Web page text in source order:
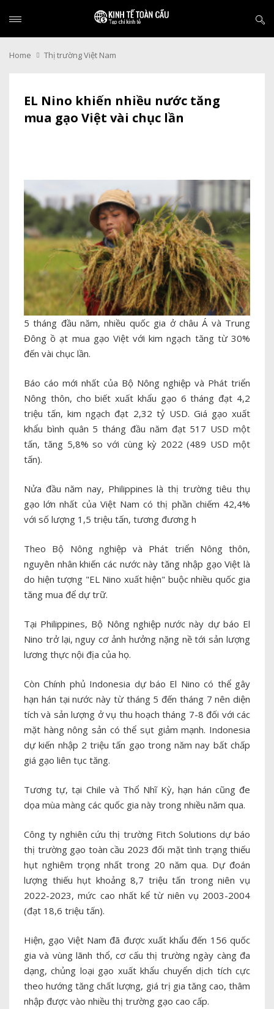
Home Thị trường Việt Nam
EL Nino khiến nhiều nước tăng
mua gạo Việt vài chục lần
5 tháng đầu năm, nhiều quốc gia ở châu Á và Trung
Đông ồ ạt mua gạo Việt với kim ngạch tăng từ 30%
đến vài chục lần.
Báo cáo mới nhất của Bộ Nông nghiệp và Phát triển
Nông thôn, cho biết xuất khẩu gạo 6 tháng đạt 4,2
triệu tấn, kim ngạch đạt 2,32 tỷ USD. Giá gạo xuất
khẩu bình quân 5 tháng đầu năm đạt 517 USD một
tấn, tăng 5,8% so với cùng kỳ 2022 (489 USD một
tấn).
Nửa đầu năm nay, Philippines là thị trường tiêu thụ
gạo lớn nhất của Việt Nam có thị phần chiếm 42,4%
với số lượng 1,5 triệu tấn, tương đương h
Theo Bộ Nông nghiệp và Phát triển Nông thôn,
nguyên nhân khiến các nước này tăng nhập gạo Việt là
do hiện tượng "EL Nino xuất hiện" buộc nhiều quốc gia
tăng mua để dự trữ.
Tại Philippines, Bộ Nông nghiệp nước này dự báo El
Nino trở lại, nguy cơ ảnh hưởng nặng nề tới sản lượng
lương thực nội địa của họ.
Còn Chính phủ Indonesia dự báo El Nino có thể gây
hạn hán tại nước này từ tháng 5 đến tháng 7 nên diện
tích và sản lượng ở vụ thu hoạch tháng 7-8 đối với các
mặt hàng nông sản có thể sụt giảm mạnh. Indonesia
dự kiến nhập 2 triệu tấn gạo trong năm nay bất chấp
giá gạo liên tục tăng.
Tương tự, tại Chile và Thổ Nhĩ Kỳ, hạn hán cũng đe
dọa mùa màng các quốc gia này trong nhiều năm qua.
Công ty nghiên cứu thị trường Fitch Solutions dự báo
thị trường gạo toàn cầu 2023 đối mặt tình trạng thiếu
hụt nghiêm trọng nhất trong 20 năm qua. Dự đoán
lượng thiếu hụt khoảng 8,7 triệu tấn trong niên vụ
2022-2023, mức cao nhất kể từ niên vụ 2003-2004
(đạt 18,6 triệu tấn).
Hiện, gạo Việt Nam đã được xuất khẩu đến 156 quốc
gia và vùng lãnh thổ, cơ cấu thị trường ngày càng đa
dạng, chủng loại gạo xuất khẩu chuyển dịch tích cực
theo hướng tăng chất lượng, giá trị gia tăng cao, thâm
nhập được vào nhiều thị trường gạo cao cấp.